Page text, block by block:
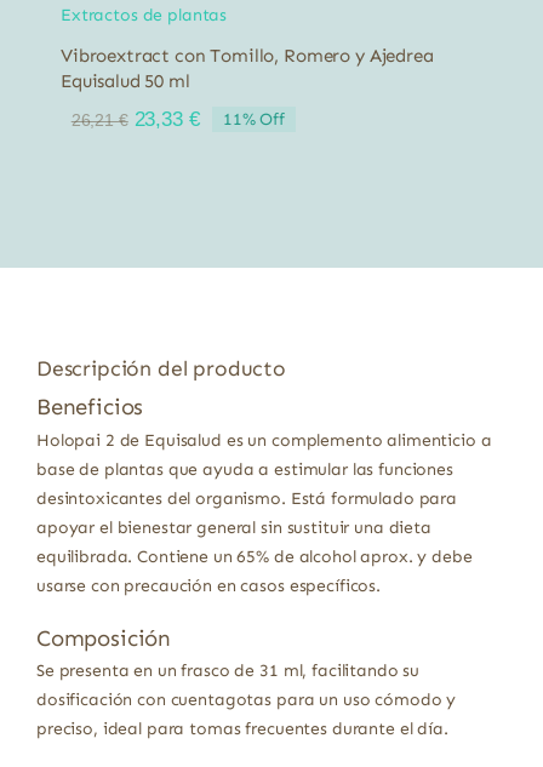
Extractos de plantas
Vibroextract con Tomillo, Romero y Ajedrea
Equisalud 50 ml
26,21€ El
23,33 €El
11% Off
Descripción del producto
Beneficios
Holopai 2 de Equisalud es un complemento alimenticio a
base de plantas que ayuda a estimular las funciones
desintoxicantes del organismo. Está formulado para
apoyar el bienestar general sin sustituir una dieta
equilibrada. Contiene un 65% de alcohol aprox. y debe
usarse con precaución en casos específicos.
Composición
Se presenta en un frasco de 31 ml, facilitando su
dosificación con cuentagotas para un uso cómodo y
preciso, ideal para tomas frecuentes durante el día.